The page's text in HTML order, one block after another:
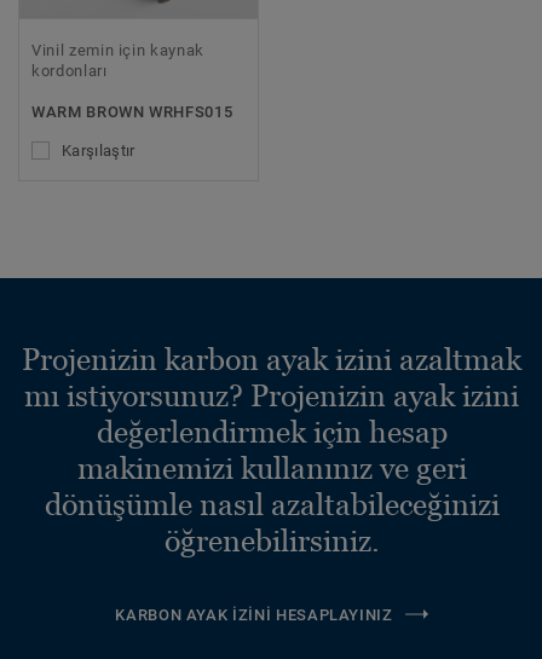
Vinil zemin için kaynak
kordonları
WARM BROWN WRHFS015
Karşılaştır
Projenizin karbon ayak izini azaltmak
mı istiyorsunuz? Projenizin ayak izini
değerlendirmek için hesap
makinemizi kullanınız ve geri
dönüşümle nasıl azaltabileceğinizi
öğrenebilirsiniz.
KARBON AYAK İZINI HESAPLAYINIZ